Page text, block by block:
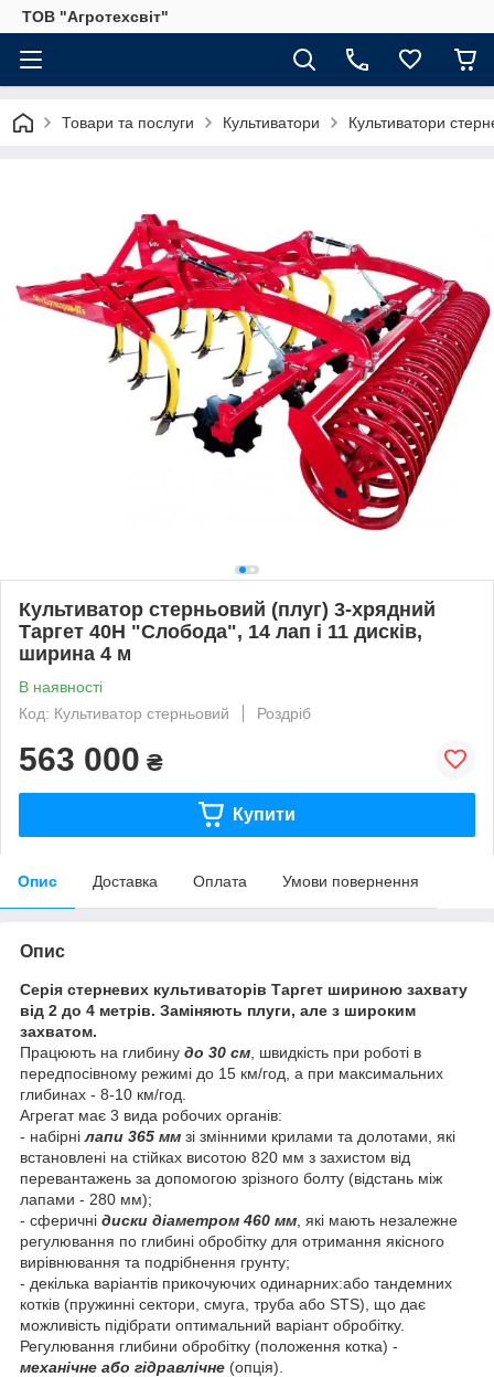
ТОВ "Агротехсвіт"
Товари та послуги Культиватори Культиватори
Культиватор стерньовий (плуг) 3-хрядний
Таргет 40Н "Слобода", 14 лап і 11 дисків,
ширина 4 м
В наявності
Код: Культиватор стерньовий
Роздріб
563 000 ₴
Купити
Опис Доставка Оплата Умови повернення
Опис
Серія стерневих культиваторів Таргет шириною захвату
від 2 до 4 метрів. Заміняють плуги, але з широким
захватом.
Працюють на глибину до 30 см , швидкість при роботі в
передпосівному режимі до 15 км/год, а при максимальних
глибинах - 8-10 км/год.
Агрегат має 3 вида робочих органів:
- набірнілапи 365 мм зі змінними крилами та долотами, які
встановлені на стійках висотою 820 мм з захистом від
перевантажень за допомогою зрізного болту (відстань між
лапами - 280 мм);
- сферичні диски діаметром 460 мм , які мають незалежне
регулювання по глибині обробітку для отримання якісного
вирівнювання та подрібнення грунту;
- декілька варіантів прикочуючих одинарних:або тандемних
котків (пружинні сектори, смуга, труба або STS), що дає
можливість підібрати оптимальний варіант обробітку.
Регулювання глибини обробітку (положення котка) -
механічне або гідравлічне (опція).